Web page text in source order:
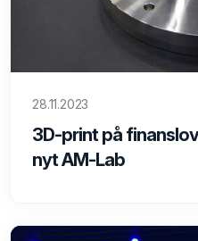
28.11.2023
3D-print på
nyt AM-Lab